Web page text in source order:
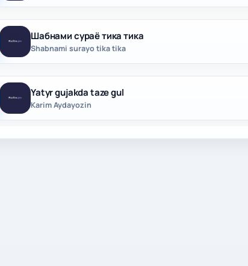
Шабнами сураё тика тика
Shabnami surayo tika tika
Yatyr gujakda taze gul
Karim Aydayozin